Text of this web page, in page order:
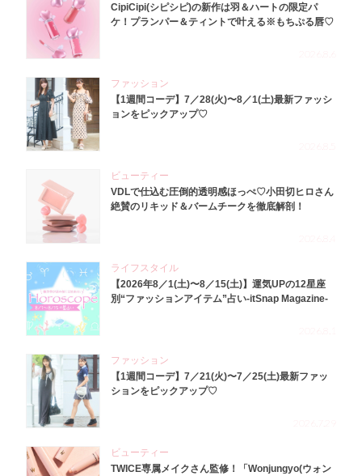
CipiCipi(シピシピ)の新作は羽＆ハートの限定パ
ケ！プランパー＆ティントで叶える※もちぷる唇♡
ファッション
【1週間コーデ】7／28(火)〜8／1(土)最新ファッシ
ョンをピックアップ♡
ビューティー
VDLで仕込む圧倒的透明感ほっぺ♡小田切ヒロさん
絶賛のリキッド＆バームチークを徹底解剖！
ライフスタイル
【2026年8／1(土)〜8／15(土)】運気UPの12星座
別“ファッションアイテム”占い-itSnap Magazine-
ファッション
【1週間コーデ】7／21(火)〜7／25(土)最新ファッ
ションをピックアップ♡
ビューティー
TWICE専属メイクさん監修！「Wonjungyo(ウォン